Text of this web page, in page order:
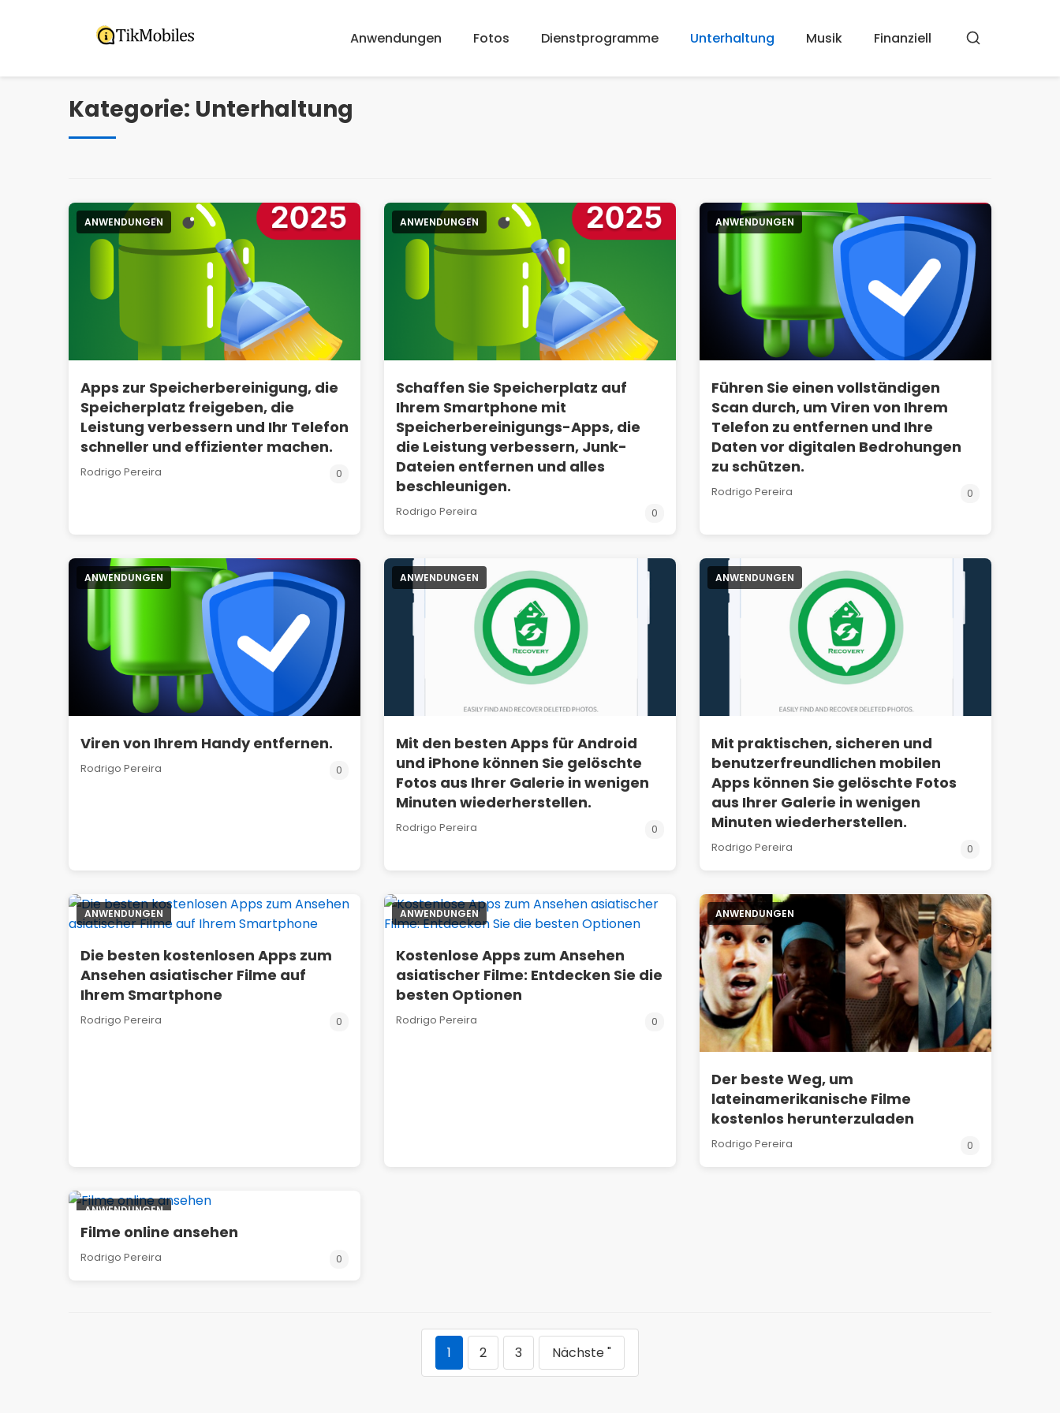
Anwendungen Fotos Dienstprogramme Unterhaltung Musik Finanziell Suchen
Kategorie: Unterhaltung
ANWENDUNGEN
Apps zur Speicherbereinigung, die
Speicherplatz freigeben, die
Leistung verbessern und Ihr Telefon
schneller und effizienter machen.
Rodrigo Pereira 0
ANWENDUNGEN
Schaffen Sie Speicherplatz auf
Ihrem Smartphone mit
Speicherbereinigungs-Apps, die
die Leistung verbessern, Junk-
Dateien entfernen und alles
beschleunigen.
Rodrigo Pereira 0
ANWENDUNGEN
Führen Sie einen vollständigen
Scan durch, um Viren von Ihrem
Telefon zu entfernen und Ihre
Daten vor digitalen Bedrohungen
zu schützen.
Rodrigo Pereira 0
ANWENDUNGEN
Viren von Ihrem Handy entfernen.
Rodrigo Pereira 0
ANWENDUNGEN
Mit den besten Apps für Android
und iPhone können Sie gelöschte
Fotos aus Ihrer Galerie in wenigen
Minuten wiederherstellen.
Rodrigo Pereira 0
ANWENDUNGEN
Mit praktischen, sicheren und
benutzerfreundlichen mobilen
Apps können Sie gelöschte Fotos
aus Ihrer Galerie in wenigen
Minuten wiederherstellen.
Rodrigo Pereira 0
ANWENDUNGEN
Die besten kostenlosen Apps zum
Ansehen asiatischer Filme auf
Ihrem Smartphone
Rodrigo Pereira 0
ANWENDUNGEN
Kostenlose Apps zum Ansehen
asiatischer Filme: Entdecken Sie die
besten Optionen
Rodrigo Pereira 0
ANWENDUNGEN
Der beste Weg, um
lateinamerikanische Filme
kostenlos herunterzuladen
Rodrigo Pereira 0
ANWENDUNGEN
Filme online ansehen
Rodrigo Pereira 0
1 2 3 Nächste "